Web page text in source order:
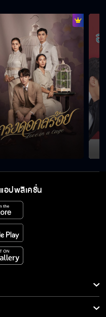
แอปพลิเคชั่น